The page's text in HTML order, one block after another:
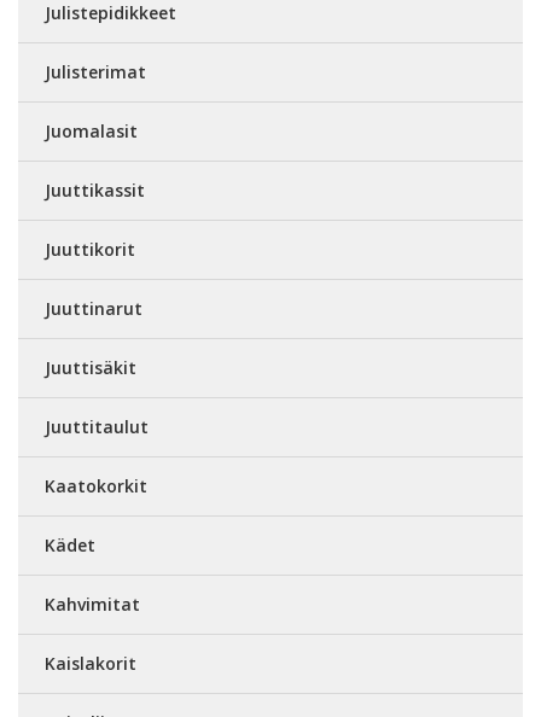
Julistepidikkeet
Julisterimat
Juomalasit
Juuttikassit
Juuttikorit
Juuttinarut
Juuttisäkit
Juuttitaulut
Kaatokorkit
Kädet
Kahvimitat
Kaislakorit